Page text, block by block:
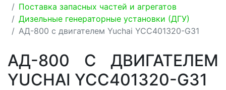
Поставка запасных частей и агрегатов
Дизельные генераторные установки (ДГУ)
АД-800 с двигателем Yuchai YCC401320-G31
АД-800 С ДВИГАТЕЛЕМ
YUCHAI YCC401320-G31